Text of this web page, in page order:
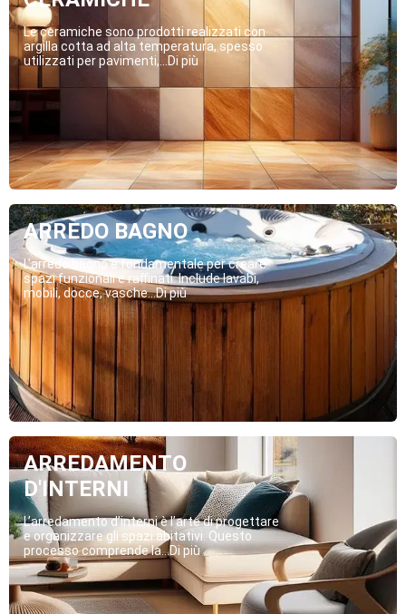
Le ceramiche sono prodotti realizzati con
argilla cotta ad alta temperatura, spesso
utilizzati per pavimenti,...Di più
ARREDO BAGNO
L’arredo bagno è fondamentale per creare
spazi funzionali e raffinati. Include lavabi,
mobili, docce, vasche...Di più
ARREDAMENTO
D'INTERNI
L’arredamento d’interni è l’arte di progettare
e organizzare gli spazi abitativi. Questo
processo comprende la...Di più